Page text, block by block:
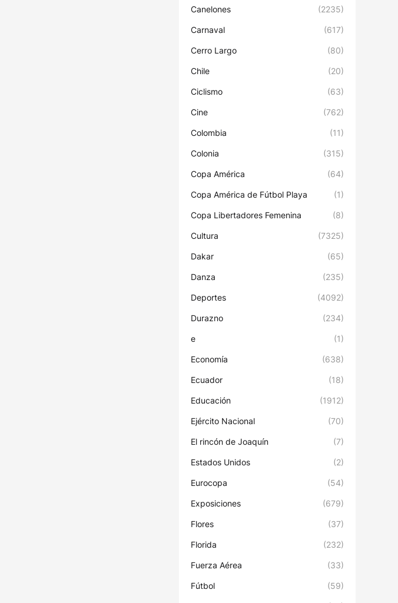
Canelones (2235)
Carnaval (617)
Cerro Largo (80)
Chile (20)
Ciclismo (63)
Cine (762)
Colombia (11)
Colonia (315)
Copa América (64)
Copa América de Fútbol Playa (1)
Copa Libertadores Femenina (8)
Cultura (7325)
Dakar (65)
Danza (235)
Deportes (4092)
Durazno (234)
e (1)
Economía (638)
Ecuador (18)
Educación (1912)
Ejército Nacional (70)
El rincón de Joaquín (7)
Estados Unidos (2)
Eurocopa (54)
Exposiciones (679)
Flores (37)
Florida (232)
Fuerza Aérea (33)
Fútbol (59)